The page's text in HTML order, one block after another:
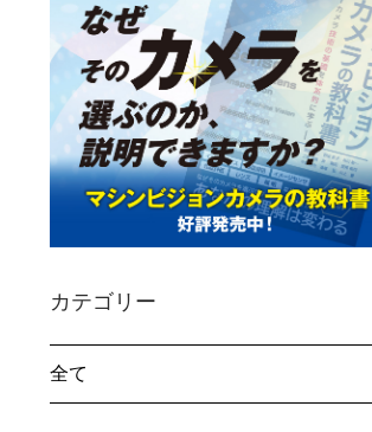
カテゴリー
全て